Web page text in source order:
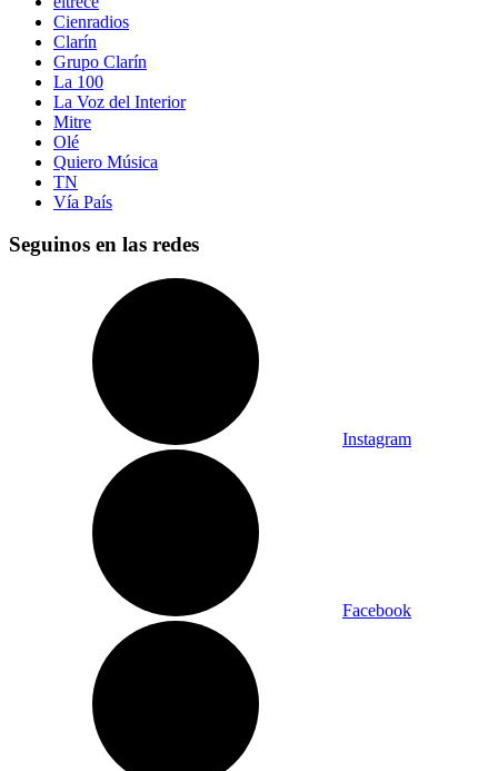
Cienradios
Clarín
Grupo Clarín
La 100
La Voz del Interior
Mitre
Olé
Quiero Música
TN
Vía País
Seguinos en las redes
Instagram
Facebook